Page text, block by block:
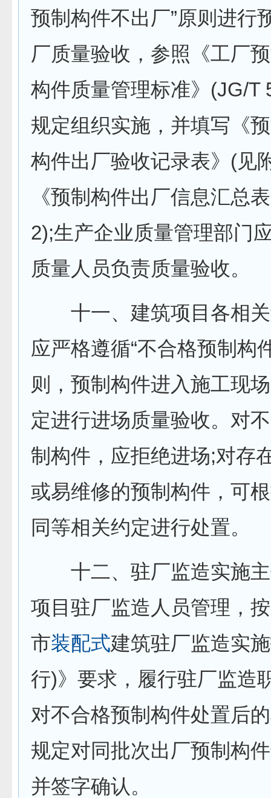
预制构件不出厂”原则进行
厂质量验收，参照《工厂
构件质量管理标准》(JG/T
规定组织实施，并填写《
构件出厂验收记录表》(见
《预制构件出厂信息汇总
2);生产企业质量管理部门
质量人员负责质量验收。
十一、建筑项目各相关
应严格遵循“不合格预制构
则，预制构件进入施工现
定进行进场质量验收。对
制构件，应拒绝进场;对存
或易维修的预制构件，可
同等相关约定进行处置。
十二、驻厂监造实施主
项目驻厂监造人员管理，
市装配式建筑驻厂监造实
行)》要求，履行驻厂监造
对不合格预制构件处置后
规定对同批次出厂预制构
并签字确认。